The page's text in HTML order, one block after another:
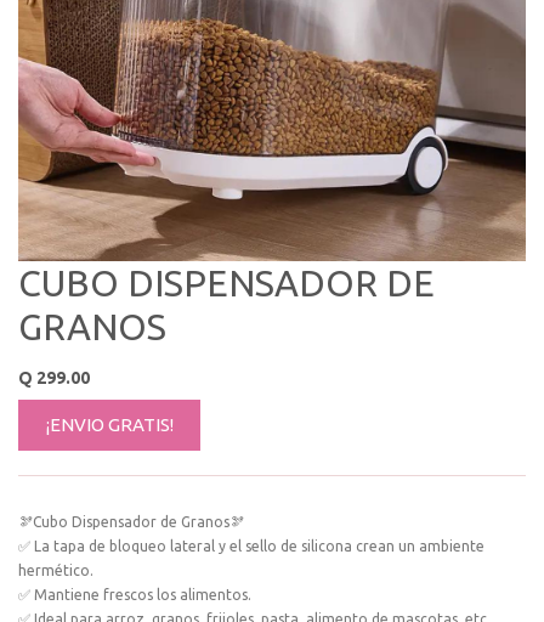
CUBO DISPENSADOR DE
GRANOS
Q 299.00
¡ENVIO GRATIS!
🫘Cubo Dispensador de Granos🫘
✅ La tapa de bloqueo lateral y el sello de silicona crean un ambiente
hermético.
✅ Mantiene frescos los alimentos.
✅ Ideal para arroz, granos, frijoles, pasta, alimento de mascotas, etc...